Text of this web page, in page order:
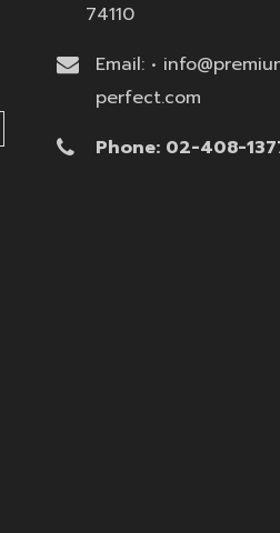
74110
Email: •
perfect.com
Phone: 02-408-